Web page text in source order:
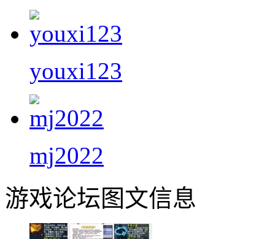
youxi123
mj2022
游戏论坛图文信息